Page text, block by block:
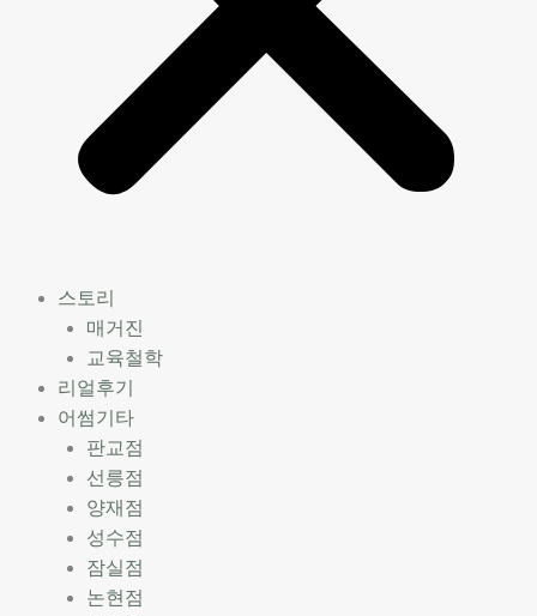
스토리
매거진
교육철학
리얼후기
어썸기타
판교점
선릉점
양재점
성수점
잠실점
논현점